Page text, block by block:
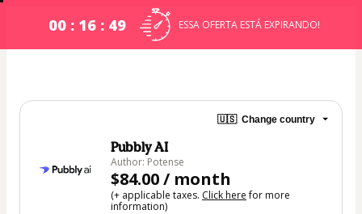
00 : 16 : 48 ESSA OFERTA ESTÁ EXPIRANDO!
🇺🇸 Change country
Pubbly AI
Author: Potense
$84.00 / month
(+ applicable taxes. Click herefor more
information)